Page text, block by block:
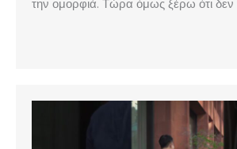
την ομορφιά. Τώρα όμως ξέρω ότι δεν